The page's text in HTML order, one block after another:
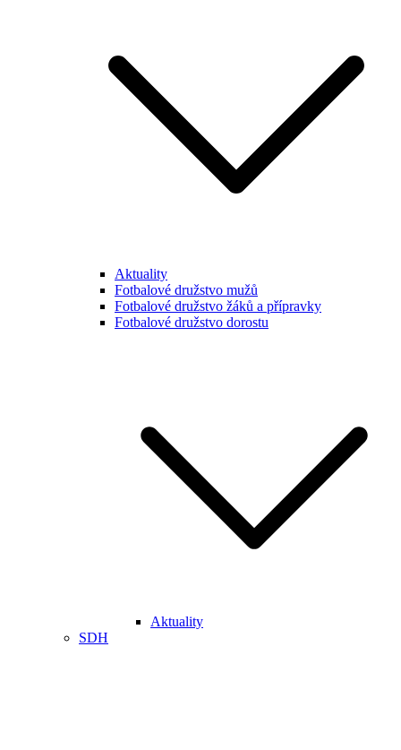
Aktuality
Fotbalové družstvo mužů
Fotbalové družstvo žáků a přípravky
Fotbalové družstvo dorostu
Aktuality
SDH